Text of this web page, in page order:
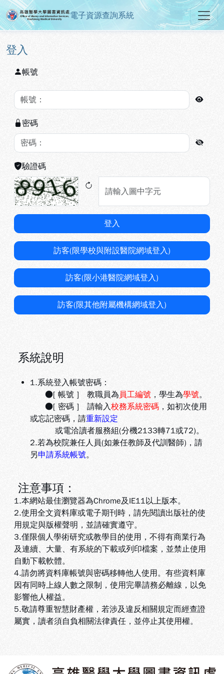
跳到主要內容
:::
高雄醫學大學圖書資訊處電子資
電子資源查詢系統
:::
登入
帳號
密碼
驗證碼
登入
訪客(限學校與附設醫院網域登入)
訪客(限小港醫院網域登入)
訪客(限其他附屬機構網域登入)
系統說明
1.系統登入帳號密碼：
●[ 帳號 ] 教職員為 員工編號 ，學生為學號。
●[ 密碼 ] 請輸入校務系統密碼 ，如初次使用
或忘記密碼，請重新設定
或電洽讀者服務組(分機2133轉71或72)。
2.若為校院兼任人員(如兼任教師及代訓醫師)，請
另申請系統帳號。
注意事項：
1.本網站最佳瀏覽器為Chrome及IE11以上版本。
2.使用全文資料庫或電子期刊時，請先閱讀出版社的使
用規定與版權聲明，並請確實遵守。
3.僅限個人學術研究或教學目的使用，不得有商業行為
及連續、大量、有系統的下載或列印檔案，並禁止使用
自動下載軟體。
4.請勿將資料庫帳號與密碼移轉他人使用。有些資料庫
因有同時上線人數之限制，使用完畢請務必離線，以免
影響他人權益。
5.敬請尊重智慧財產權，若涉及違反相關規定而經查證
屬實，讀者須自負相關法律責任，並停止其使用權。